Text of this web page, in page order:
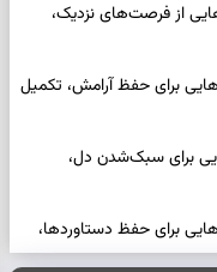
۱۶ مرداد ۱۴۰۵ | نقش‌هایی از فرصت‌های نزدیک،
۱۶ مرداد ۱۴۰۵ | نشانه‌هایی برای حفظ آرامش، تکمیل
۱۶ مرداد ۱۴۰۵ | نیت‌هایی برای سبک‌شدن دل،
جمعه ۱۶ مرداد ۱۴۰۵ | کارت‌هایی برای حفظ دستاوردها،